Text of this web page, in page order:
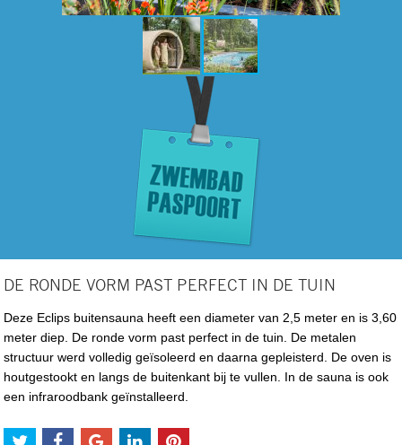
DE RONDE VORM PAST PERFECT IN DE TUIN
Deze Eclips buitensauna heeft een diameter van 2,5 meter en is 3,60
meter diep. De ronde vorm past perfect in de tuin. De metalen
structuur werd volledig geïsoleerd en daarna gepleisterd. De oven is
houtgestookt en langs de buitenkant bij te vullen. In de sauna is ook
een infraroodbank geïnstalleerd.